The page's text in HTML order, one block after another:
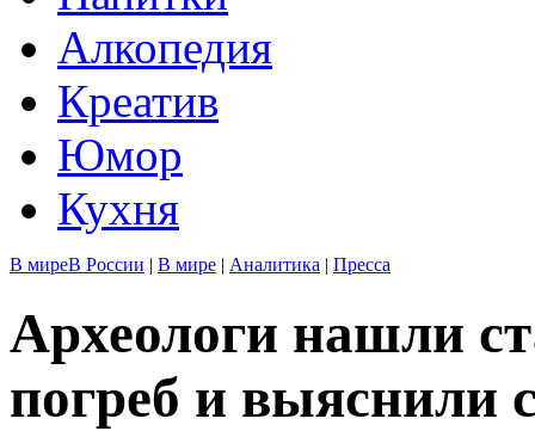
Алкопедия
Креатив
Юмор
Кухня
В миреВ России | В мире | Аналитика | Пресса
Археологи нашли
погреб и выяснили